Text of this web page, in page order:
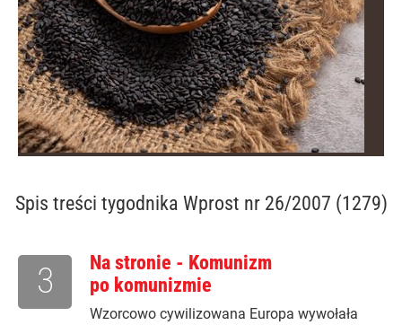
Spis treści tygodnika Wprost nr 26/2007 (1279)
Na stronie - Komunizm
po komunizmie
Wzorcowo cywilizowana Europa wywołała
3